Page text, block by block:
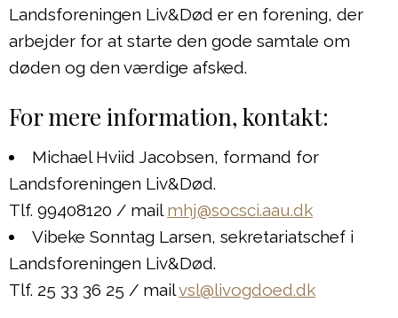
Landsforeningen Liv&Død er en forening, der
arbejder for at starte den gode samtale om
døden og den værdige afsked.
For mere information, kontakt:
Michael Hviid Jacobsen, formand for
Landsforeningen Liv&Død.
Tlf. 99408120 / mailmhj@socsci.aau.dk
Vibeke Sonntag Larsen, sekretariatschef i
Landsforeningen Liv&Død.
Tlf. 25 33 36 25 / mailvsl@livogdoed.dk